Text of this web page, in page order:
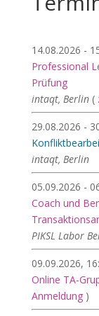
14.08.2026 -
Professional
Prüfung
intaqt, Berlin (
29.08.2026 -
intaqt, Berlin
05.09.2026 -
Coach und
PIKSL Labor
09.09.2026,
Online TA-
Anmeldung)